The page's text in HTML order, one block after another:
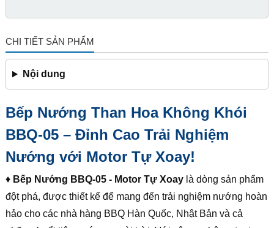
CHI TIẾT SẢN PHẨM
Nội dung
Bếp Nướng Than Hoa Không Khói
BBQ-05 – Đỉnh Cao Trải Nghiệm
Nướng với Motor Tự Xoay!
♦ Bếp Nướng BBQ-05 - Motor Tự Xoaylà dòng sản phẩm
đột phá, được thiết kế để mang đến trải nghiệm nướng hoàn
hảo cho các nhà hàng BBQ Hàn Quốc, Nhật Bản và cả